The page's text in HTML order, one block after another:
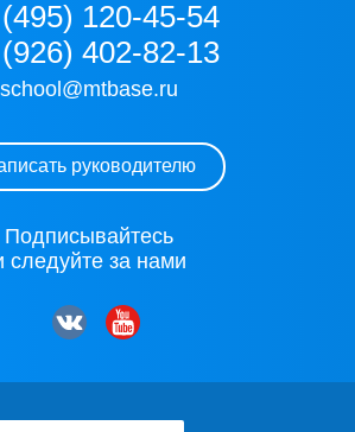
120-45-54
402-82-13
school@mtbase.ru
руководителю
Подписывайтесь
следуйте за нами